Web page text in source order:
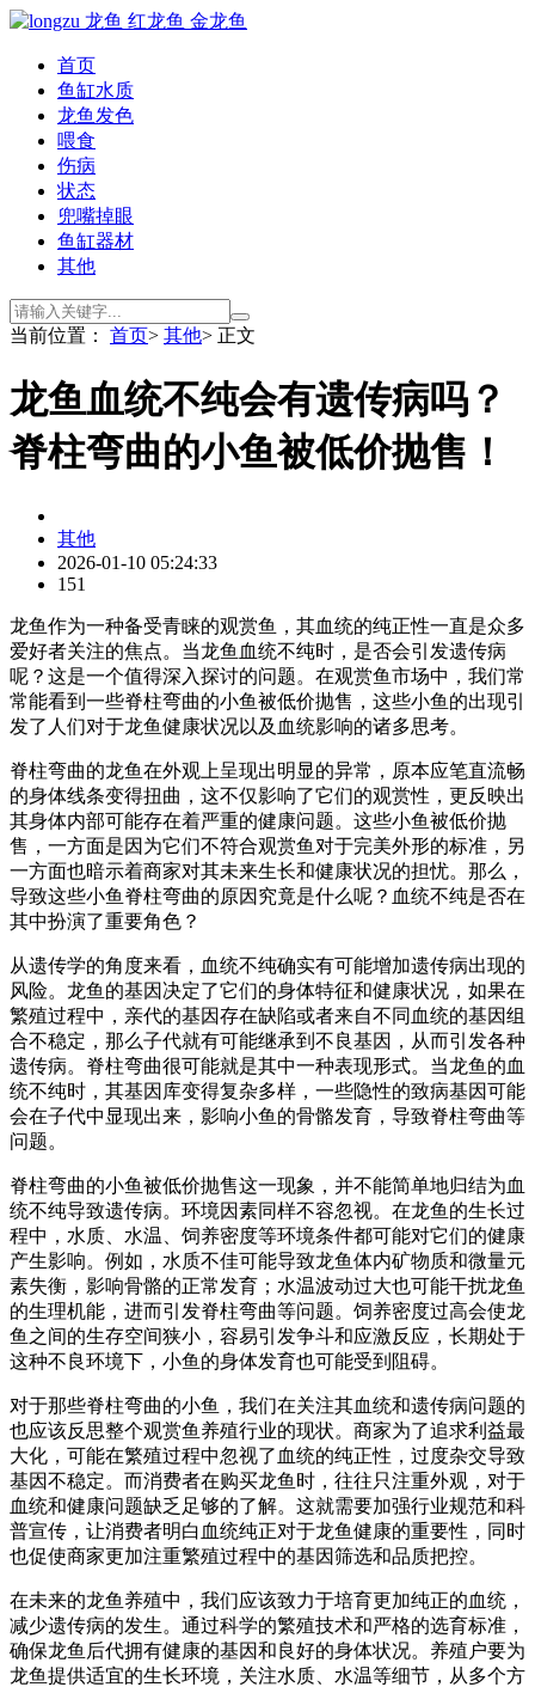
首页
鱼缸水质
龙鱼发色
喂食
伤病
状态
兜嘴掉眼
鱼缸器材
其他
当前位置： 首页> 其他> 正文
龙鱼血统不纯会有遗传病吗？
脊柱弯曲的小鱼被低价抛售！
其他
2026-01-10 05:24:33
151
龙鱼作为一种备受青睐的观赏鱼，其血统的纯正性一直是众多
爱好者关注的焦点。当龙鱼血统不纯时，是否会引发遗传病
呢？这是一个值得深入探讨的问题。在观赏鱼市场中，我们常
常能看到一些脊柱弯曲的小鱼被低价抛售，这些小鱼的出现引
发了人们对于龙鱼健康状况以及血统影响的诸多思考。
脊柱弯曲的龙鱼在外观上呈现出明显的异常，原本应笔直流畅
的身体线条变得扭曲，这不仅影响了它们的观赏性，更反映出
其身体内部可能存在着严重的健康问题。这些小鱼被低价抛
售，一方面是因为它们不符合观赏鱼对于完美外形的标准，另
一方面也暗示着商家对其未来生长和健康状况的担忧。那么，
导致这些小鱼脊柱弯曲的原因究竟是什么呢？血统不纯是否在
其中扮演了重要角色？
从遗传学的角度来看，血统不纯确实有可能增加遗传病出现的
风险。龙鱼的基因决定了它们的身体特征和健康状况，如果在
繁殖过程中，亲代的基因存在缺陷或者来自不同血统的基因组
合不稳定，那么子代就有可能继承到不良基因，从而引发各种
遗传病。脊柱弯曲很可能就是其中一种表现形式。当龙鱼的血
统不纯时，其基因库变得复杂多样，一些隐性的致病基因可能
会在子代中显现出来，影响小鱼的骨骼发育，导致脊柱弯曲等
问题。
脊柱弯曲的小鱼被低价抛售这一现象，并不能简单地归结为血
统不纯导致遗传病。环境因素同样不容忽视。在龙鱼的生长过
程中，水质、水温、饲养密度等环境条件都可能对它们的健康
产生影响。例如，水质不佳可能导致龙鱼体内矿物质和微量元
素失衡，影响骨骼的正常发育；水温波动过大也可能干扰龙鱼
的生理机能，进而引发脊柱弯曲等问题。饲养密度过高会使龙
鱼之间的生存空间狭小，容易引发争斗和应激反应，长期处于
这种不良环境下，小鱼的身体发育也可能受到阻碍。
对于那些脊柱弯曲的小鱼，我们在关注其血统和遗传病问题的
也应该反思整个观赏鱼养殖行业的现状。商家为了追求利益最
大化，可能在繁殖过程中忽视了血统的纯正性，过度杂交导致
基因不稳定。而消费者在购买龙鱼时，往往只注重外观，对于
血统和健康问题缺乏足够的了解。这就需要加强行业规范和科
普宣传，让消费者明白血统纯正对于龙鱼健康的重要性，同时
也促使商家更加注重繁殖过程中的基因筛选和品质把控。
在未来的龙鱼养殖中，我们应该致力于培育更加纯正的血统，
减少遗传病的发生。通过科学的繁殖技术和严格的选育标准，
确保龙鱼后代拥有健康的基因和良好的身体状况。养殖户要为
龙鱼提供适宜的生长环境，关注水质、水温等细节，从多个方